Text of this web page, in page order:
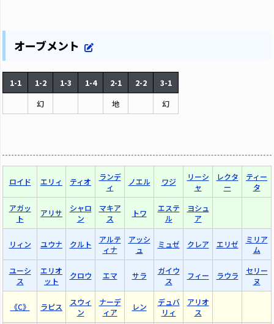
オーブメント
1-1 1-2 1-3 1-4 2-1 2-2
3-1
幻
地 幻
ロイド エリィ ティオ
ランデ
ィ
ノエル ワジ
リーシ
ャ
レクタ
ー
ティー
タ
アガッ
ト
アリサ
シャロ
ン
マキア
ス
トワ
エステ
ル
ヨシュ
ア
リィン ユウナ クルト
アルテ
ィナ
アッシ
ュ
ミュゼ クレア エリゼ
ミリア
ム
ユーシ
ス
エリオ
ット
クロウ エマ サラ
ガイウ
ス
フィー ラウラ
セリー
ヌ
《C》 ラピス
スウィ
ン
ナーデ
ィア
レン
デュバ
リィ
アリオ
ス